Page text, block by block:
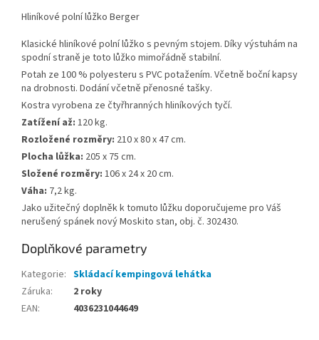
Hliníkové polní lůžko Berger
Klasické hliníkové polní lůžko s pevným stojem. Díky výstuhám na
spodní straně je toto lůžko mimořádně stabilní.
Potah ze 100 % polyesteru s PVC potažením. Včetně boční kapsy
na drobnosti. Dodání včetně přenosné tašky.
Kostra vyrobena ze čtyřhranných hliníkových tyčí.
Zatížení až: 120 kg.
Rozložené rozměry: 210 x 80 x 47 cm.
Plocha lůžka: 205 x 75 cm.
Složené rozměry: 106 x 24 x 20 cm.
Váha: 7,2 kg.
Jako užitečný doplněk k tomuto lůžku doporučujeme pro Váš
nerušený spánek nový Moskito stan, obj. č. 302430.
Doplňkové parametry
Kategorie: Skládací kempingová lehátka
Záruka:
2 roky
EAN: 4036231044649